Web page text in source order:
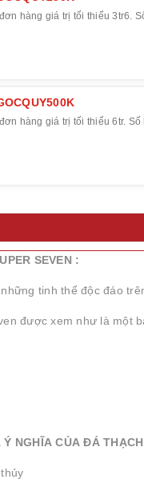
hàng giá trị tối thiểu 3tr6.
hàng giá trị tối thiểu 6tr.
SEVEN :
tinh thể độc đáo
được xem như là một
Ý NGHĨA CỦA ĐÁ